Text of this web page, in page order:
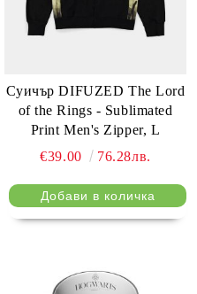
Суичър DIFUZED The Lord
of the Rings - Sublimated
Print Men's Zipper, L
€39.00
76.28лв.